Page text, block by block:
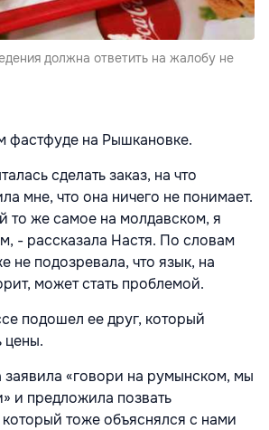
должна ответить на жалобу не
фастфуде на Рышкановке.
сделать заказ, на что
мне, что она ничего не понимает.
то же самое на молдавском, я
- рассказала Настя. По словам
не подозревала, что язык, на
может стать проблемой.
подошел ее друг, который
цены.
заявила «говори на румынском, мы
и предложила позвать
тоже объяснялся с нами